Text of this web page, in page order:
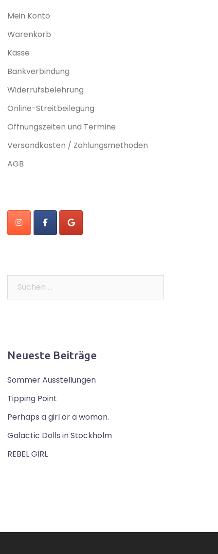
Mein Konto
Warenkorb
Kasse
Bankverbindung
Widerrufsbelehrung
Online-Streitbeilegung
Öffnungszeiten und Termine
Versandkosten / Zahlungsmethoden
AGB
Suchen
Neueste Beiträge
Sommer Ausstellungen
Tipping Point
Perhaps a girl or a woman.
Galactic Dolls in Stockholm
REBEL GIRL